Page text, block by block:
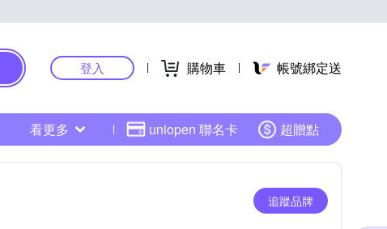
登入 購物車 帳號綁定送
看更多 uniopen 聯名卡 超贈點
追蹤品牌